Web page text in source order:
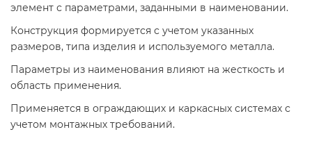
элемент с параметрами, заданными в наименовании.
Конструкция формируется с учетом указанных
размеров, типа изделия и используемого металла.
Параметры из наименования влияют на жесткость и
область применения.
Применяется в ограждающих и каркасных системах с
учетом монтажных требований.